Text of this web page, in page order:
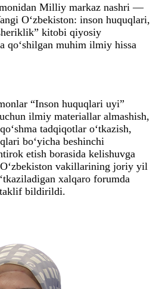
Milliy markaz nashri —
O‘zbekiston: inson huquqlari,
kitobi qiyosiy
qo‘shilgan muhim ilmiy hissa
“Inson huquqlari uyi”
ilmiy materiallar almashish,
tadqiqotlar o‘tkazish,
bo‘yicha beshinchi
etish borasida kelishuvga
vakillarining joriy yil
xalqaro forumda
taklif bildirildi.